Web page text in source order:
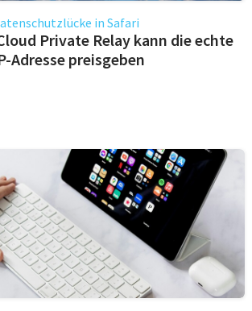
in Safari
Private Relay kann die echte
Adresse preisgeben